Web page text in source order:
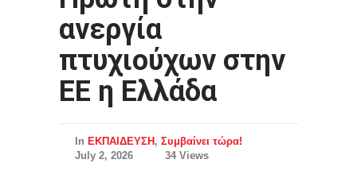
ανεργία
πτυχιούχων στην
ΕΕ η Ελλάδα
In ΕΚΠΑΙΔΕΥΣΗ , Συμβαίνει τώρα!
July 2, 2026
34 Views